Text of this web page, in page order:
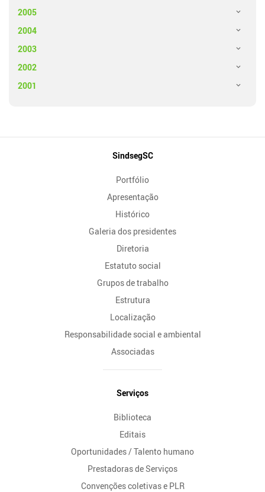
2005
2004
2003
2002
2001
SindsegSC
Portfólio
Apresentação
Histórico
Galeria dos presidentes
Diretoria
Estatuto social
Grupos de trabalho
Estrutura
Localização
Responsabilidade social e ambiental
Associadas
Serviços
Biblioteca
Editais
Oportunidades / Talento humano
Prestadoras de Serviços
Convenções coletivas e PLR